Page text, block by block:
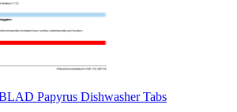
Papyrus Dishwasher Tabs